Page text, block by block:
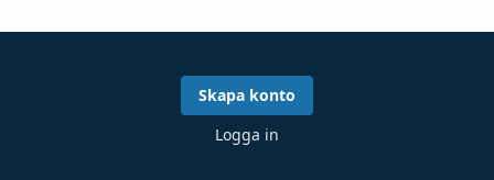
Skapa konto
Logga in